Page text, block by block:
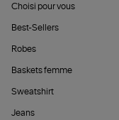
Choisi pour vous
Best-Sellers
Robes
Baskets femme
Sweatshirt
Jeans